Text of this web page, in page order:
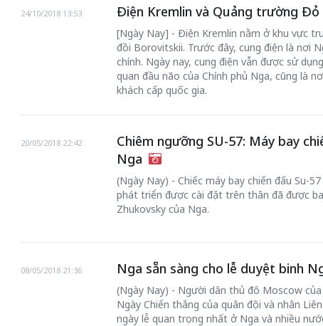
Điện Kremlin và Quảng trường Đỏ
24/10/2018 13:53
[Ngày Nay] - Điện Kremlin nằm ở khu vực
đồi Borovitskii. Trước đây, cung điện là nơi
chính. Ngày nay, cung điện vẫn được sử
quan đầu não của Chính phủ Nga, cũng là
khách cấp quốc gia.
Chiêm ngưỡng SU-57: Máy bay
Nga
20/05/2018 22:42
(Ngày Nay) - Chiếc máy bay chiến đấu Su-
phát triển được cài đặt trên thân đã được
Zhukovsky của Nga.
Nga sẵn sàng cho lễ duyệt binh
08/05/2018 21:36
(Ngày Nay) - Người dân thủ đô Moscow
Ngày Chiến thắng của quân đội và nhân
ngày lễ quan trọng nhất ở Nga và nhiều